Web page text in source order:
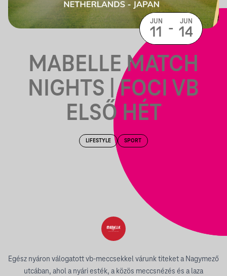
MABELLE MATCH
NIGHTS | FOCI VB
ELSŐ HÉT
LIFESTYLE SPORT
Egész nyáron válogatott vb-meccsekkel várunk titeket a Nagymező
utcában, ahol a nyári esték, a közös meccsnézés és a laza
JUN
11 - JUN
14